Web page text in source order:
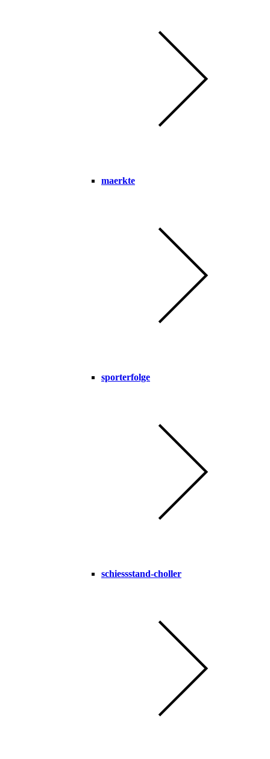
maerkte
sporterfolge
schiessstand-choller